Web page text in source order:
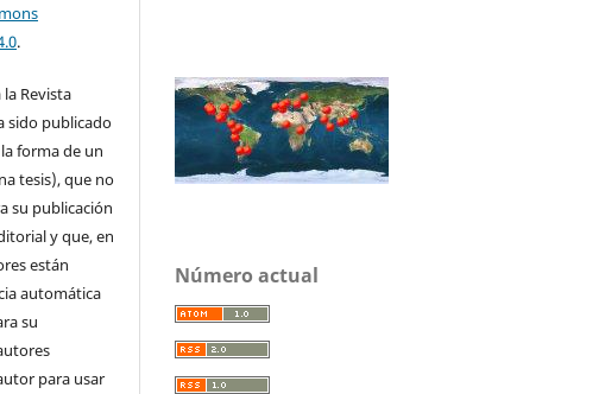
.
Revista
sido publicado
forma de un
tesis), que no
su publicación
y que, en
están
automática
su
para usar
Número actual